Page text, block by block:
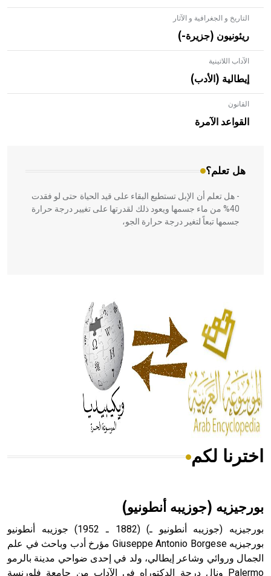
التاريخ و الجغرافية و الآثار
ريئونيون (جزيرة-)
الآداب اللاتينية
إيطالية (الأدب)
القانون
القواعد الآمرة
هل تعلم؟
- هل تعلم أن الأبلق نوع من الفنون الهندسية التي ارتبطت
بالعمارة الإسلامية في بلاد الشام ومصر خاصة، حيث يحرص
المعمار على بناء مداميكه وخاصة في الواجهات
- هل تعلم أن الإبل تستطيع البقاء على قيد الحياة حتى لو فقدت
40% من ماء جسمها ويعود ذلك لقدرتها على تغيير درجة حرارة
جسمها تبعاً لتغير درجة حرارة الجو،
الحكم، الأدلة، تنظيم التغذية، ورسالته في جروح الرأس. ويعود
له الفضل بأنه حرر الطب من الدين والفلسفة.
- هل تعلم أن المرجان إفراز حيواني يتكون في البحر ويتركب
من مادة كربونات الكلسيوم، وهو أحمر أو شديد الحمرة وهو
أجود أنواعه، ويمتاز بكبر الحجم ويسمى الش
هل تعلم أن الأبسيد كلمة فرنسية اللفظ تم اعتمادها مصطلحاً
- هل تعلم أن أبجر Abgar اسم معروف جيداً يعود إلى عدد من
الملوك الذين حكموا مدينة إديسا (الرها) من أبجر الأول وحتى
اخترنا لكم
بورجيزيه (جوزيبه أنطونيو)
بورجيزيه (جوزيبه أنطونيو ـ) (1882 ـ 1952) جوزيبه أنطونيو
بورجيزيه Giuseppe Antonio Borgese مؤرخ أدب وباحث في علم
الجمال وروائي وشاعر إيطالي، ولد في إحدى ضواحي مدينة بالرمو
Palermo ونال درجة الدكتوراه في الآداب من جامعة فلورنسة